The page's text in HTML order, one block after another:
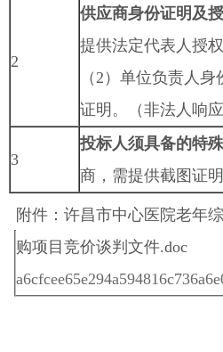
2
供应商身份证明及
提供法定代表人授
（2）单位负责人
证明。（非法人响应
3
投标人须具备的特
商，需提供截图证明
附件：许昌市中心医院老年
购项目竞价谈判文件.doc